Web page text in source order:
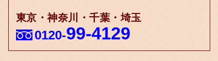
東京・神奈川・千葉・埼玉
0120-99-4129